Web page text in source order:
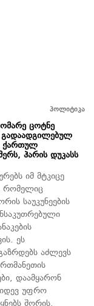
პოლიტიკა
ცოტნე
გადაადგილებულ
ქართულ
ჰარის დუკასს
იმ მტკიცე
რომელიც
საუკუნეების
ეს
აძლევს
დაამყარონ
უფრო